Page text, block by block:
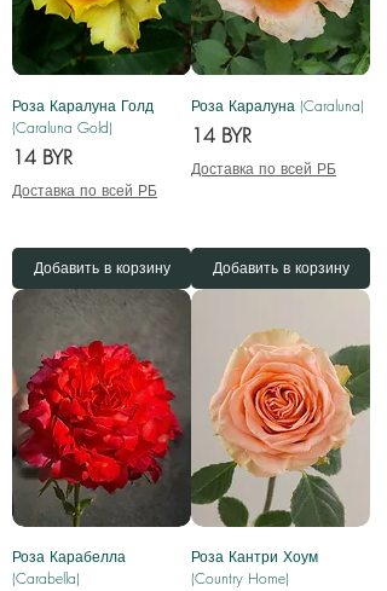
Роза Каралуна Голд
(Caraluna Gold)
Цена
14 BYR
Доставка по всей РБ
Добавить в корзину
Роза Каралуна (Caraluna)
Цена
14 BYR
Доставка по всей РБ
Добавить в корзину
Роза Карабелла
(Carabella)
Роза Кантри Хоум
(Country Home)